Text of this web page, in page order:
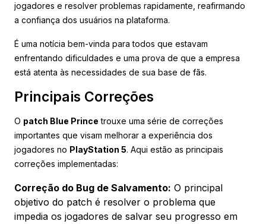
jogadores e resolver problemas rapidamente, reafirmando
a confiança dos usuários na plataforma.
É uma notícia bem-vinda para todos que estavam
enfrentando dificuldades e uma prova de que a empresa
está atenta às necessidades de sua base de fãs.
Principais Correções
O patch Blue Prince trouxe uma série de correções
importantes que visam melhorar a experiência dos
jogadores no PlayStation 5. Aqui estão as principais
correções implementadas:
Correção do Bug de Salvamento: O principal
objetivo do patch é resolver o problema que
impedia os jogadores de salvar seu progresso em